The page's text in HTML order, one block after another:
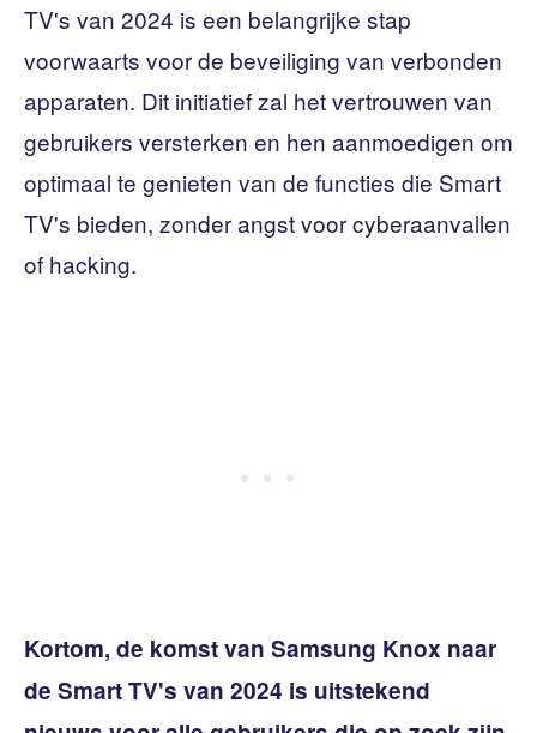
TV's van 2024 is een belangrijke stap
voorwaarts voor de beveiliging van verbonden
apparaten. Dit initiatief zal het vertrouwen van
gebruikers versterken en hen aanmoedigen om
optimaal te genieten van de functies die Smart
TV's bieden, zonder angst voor cyberaanvallen
of hacking.
Kortom, de komst van Samsung Knox naar
de Smart TV's van 2024 is uitstekend